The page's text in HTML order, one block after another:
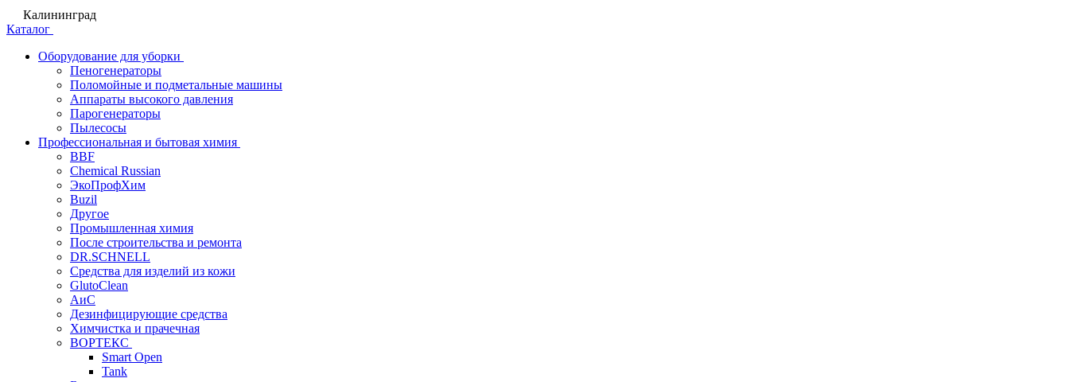
Калининград
Каталог
Оборудование для уборки
Пеногенераторы
Поломойные и подметальные машины
Аппараты высокого давления
Парогенераторы
Пылесосы
Профессиональная и бытовая химия
BBF
Chemical Russian
ЭкоПрофХим
Buzil
Другое
Промышленная химия
После строительства и ремонта
DR.SCHNELL
Средства для изделий из кожи
GlutoClean
АиС
Дезинфицирующие средства
Химчистка и прачечная
ВОРТЕКС
Smart Open
Tank